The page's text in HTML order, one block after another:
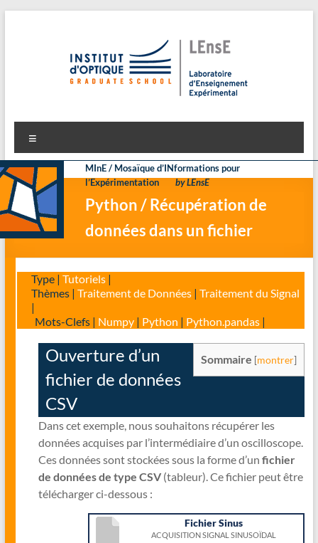
LEnsE
Laboratoire d'Enseignement Expérimental
MInE / Mosaïque d’INformations pour
l’Expérimentation
by LEnsE
Python / Récupération de
données dans un fichier
Type | Tutoriels|
Thèmes | Traitement de Données| Traitement du Signal
|
Mots-Clefs | Numpy| Python | Python.pandas|
Sommaire [montrer]
Ouverture d’un
fichier de données
CSV
Dans cet exemple, nous souhaitons récupérer les
données acquises par l’intermédiaire d’un oscilloscope.
Ces données sont stockées sous la forme d’un fichier
de données de type CSV(tableur). Ce fichier peut être
télécharger ci-dessous :
Fichier Sinus
ACQUISITION SIGNAL SINUSOÏDAL